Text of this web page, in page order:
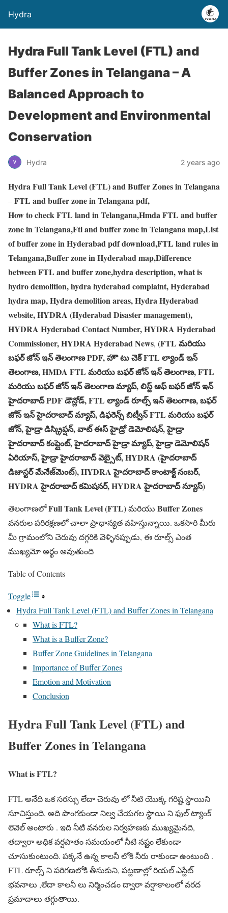
Hydra
Hydra Full Tank Level (FTL) and
Buffer Zones in Telangana – A
Balanced Approach to
Development and Environmental
Conservation
Hydra 2 years ago
Hydra Full Tank Level (FTL) and Buffer Zones in Telangana
–FTL and buffer zone in Telangana pdf,
How to check FTL land in Telangana,Hmda FTL and buffer
zone in Telangana,Ftl and buffer zone in Telangana map,List
of buffer zone in Hyderabad pdf download,FTL land rules in
Telangana,Buffer zone in Hyderabad map,Difference
between FTL and buffer zone,hydra description, what is
hydro demolition, hydra hyderabad complaint, Hyderabad
hydra map, Hydra demolition areas, Hydra Hyderabad
website, HYDRA (Hyderabad Disaster management),
HYDRA Hyderabad Contact Number, HYDRA Hyderabad
Commissioner, HYDRA Hyderabad News, (FTL మరియు
బఫర్ జోన్ ఇన్ తెలంగాణ PDF, హౌ టు చెక్ FTL ల్యాండ్ ఇన్
తెలంగాణ, HMDA FTL మరియు బఫర్ జోన్ ఇన్ తెలంగాణ, FTL
మరియు బఫర్ జోన్ ఇన్ తెలంగాణ మ్యాప్, లిస్ట్ ఆఫ్ బఫర్ జోన్ ఇన్
హైదరాబాద్ PDF డౌన్లోడ్, FTL ల్యాండ్ రూల్స్ ఇన్ తెలంగాణ, బఫర్
జోన్ ఇన్ హైదరాబాద్ మ్యాప్, డిఫరెన్స్ బిట్వీన్ FTL మరియు బఫర్
జోన్, హైడ్రా డిస్క్రిప్షన్, వాట్ ఈస్ హైడ్రో డెమోలిషన్, హైడ్రా
హైదరాబాద్ కంప్లైంట్, హైదరాబాద్ హైడ్రా మ్యాప్, హైడ్రా డెమోలిషన్
ఏరియాస్, హైడ్రా హైదరాబాద్ వెబ్సైట్, HYDRA (హైదరాబాద్
డిజాస్టర్ మేనేజ్‌మెంట్), HYDRA హైదరాబాద్ కాంటాక్ట్ నంబర్,
HYDRA హైదరాబాద్ కమిషనర్, HYDRA హైదరాబాద్ న్యూస్)
తెలంగాణలోFull Tank Level (FTL)మరియు Buffer Zones
వనరుల పరిరక్షణలో చాలా ప్రాధాన్యత వహిస్తున్నాయి. ఒకసారి మీరు
మీ గ్రామంలోని చెరువు దగ్గరికి వెళ్ళినప్పుడు, ఈ రూల్స్ ఎంత
ముఖ్యమో అర్థం అవుతుంది
Table of Contents
Toggle
Hydra Full Tank Level (FTL) and Buffer Zones in Telangana
What is FTL?
What is a Buffer Zone?
Buffer Zone Guidelines in Telangana
Importance of Buffer Zones
Emotion and Motivation
Conclusion
Hydra Full Tank Level (FTL) and
Buffer Zones in Telangana
What is FTL?
FTL అనేది ఒక సరస్సు లేదా చెరువు లో నీటి యొక్క గరిష్ట స్థాయిని
సూచిస్తుంది, అది పొంగకుండా నిల్వ చేయగల స్థాయి ని ఫుల్ ట్యాంక్
లెవెల్ అంటారు . ఇది నీటి వనరుల నిర్వహణకు ముఖ్యమైనది,
తద్వారా అధిక వర్షపాతం సమయంలో నీటి నష్టం లేకుండా
చూసుకుంటుంది. పక్కనే ఉన్న కాలనీ లోకి నీరు రాకుండా ఉంటుంది .
FTL రూల్స్ ని పరిగణలోకి తీసుకుని, పట్టణాల్లో రియల్ ఎస్టేట్
భవనాలు ,లేదా కాలనీ లు నిర్మించడం ద్వారా వర్షాకాలంలో వరద
ప్రమాదాలు తగ్గుతాయి.